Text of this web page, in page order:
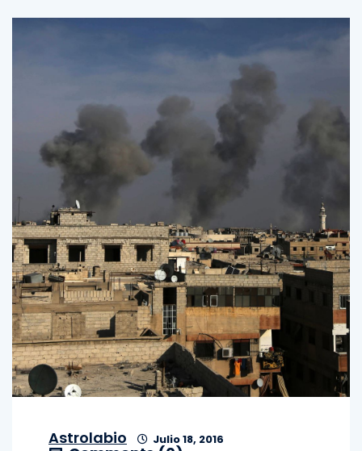
Astrolabio Julio 18, 2016